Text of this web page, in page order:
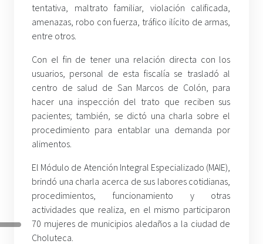
tentativa, maltrato familiar, violación calificada,
amenazas, robo con fuerza, tráfico ilícito de armas,
entre otros.
Con el fin de tener una relación directa con los
usuarios, personal de esta fiscalía se trasladó al
centro de salud de San Marcos de Colón, para
hacer una inspección del trato que reciben sus
pacientes; también, se dictó una charla sobre el
procedimiento para entablar una demanda por
alimentos.
El Módulo de Atención Integral Especializado (MAIE),
brindó una charla acerca de sus labores cotidianas,
procedimientos, funcionamiento y otras
actividades que realiza, en el mismo participaron
70 mujeres de municipios aledaños a la ciudad de
Choluteca.